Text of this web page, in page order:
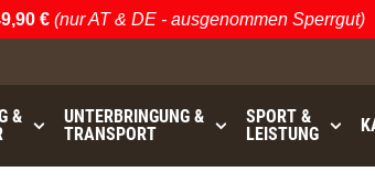
€(nur AT & DE - ausgenommen Sperrgut)
&
UNTERBRINGUNG &
TRANSPORT
SPORT &
LEISTUNG